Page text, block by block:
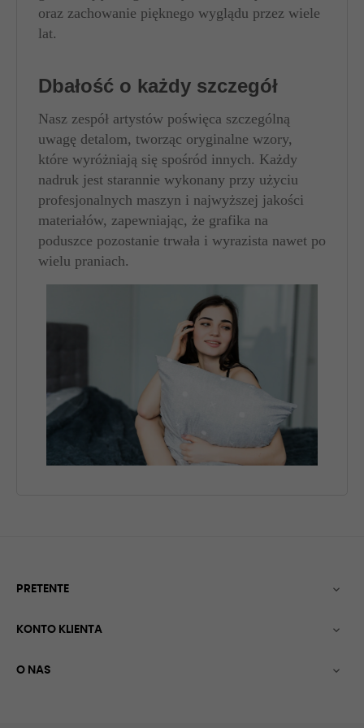
oraz zachowanie pięknego wyglądu przez wiele
lat.
Dbałość o każdy szczegół
Nasz zespół artystów poświęca szczególną
uwagę detalom, tworząc oryginalne wzory,
które wyróżniają się spośród innych. Każdy
nadruk jest starannie wykonany przy użyciu
profesjonalnych maszyn i najwyższej jakości
materiałów, zapewniając, że grafika na
poduszce pozostanie trwała i wyrazista nawet po
wielu praniach.
PRETENTE 
KONTO KLIENTA 
O NAS 